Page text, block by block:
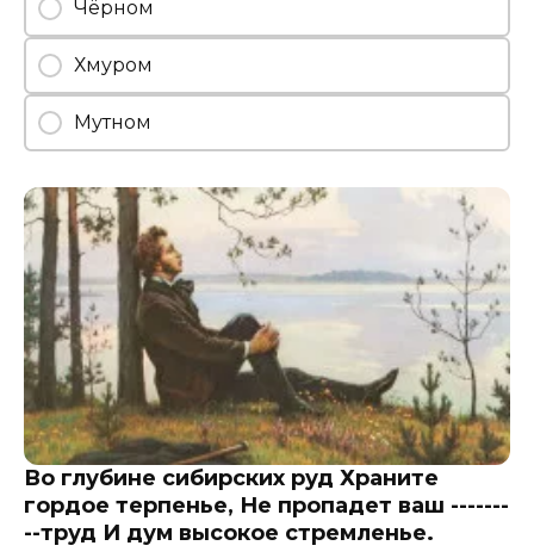
Чёрном
Хмуром
Мутном
Во глубине сибирских руд Храните
гордое терпенье, Не пропадет ваш -------
--труд И дум высокое стремленье.